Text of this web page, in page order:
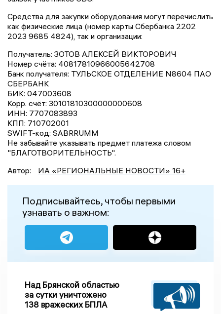
Средства для закупки оборудования могут перечислить
как физические лица (номер карты Сбербанка 2202
2023 9685 4824), так и организации:
Получатель: ЗОТОВ АЛЕКСЕЙ ВИКТОРОВИЧ
Номер счёта: 40817810966005642708
Банк получателя: ТУЛЬСКОЕ ОТДЕЛЕНИЕ N8604 ПАО
СБЕРБАНК
БИК: 047003608
Корр. счёт: 30101810300000000608
ИНН: 7707083893
КПП: 710702001
SWIFT-код: SABRRUMM
Не забывайте указывать предмет платежа словом
"БЛАГОТВОРИТЕЛЬНОСТЬ".
Автор:
ИА «РЕГИОНАЛЬНЫЕ НОВОСТИ» 16+
Подписывайтесь, чтобы первыми
узнавать о важном:
Над Брянской областью
за сутки уничтожено
138 вражеских БПЛА